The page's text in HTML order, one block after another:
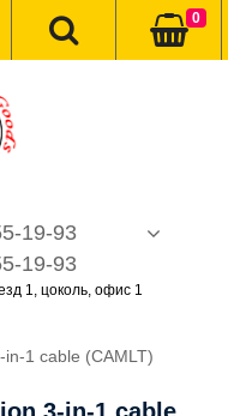
19-93
19-93
1, цоколь, офис 1
0
1 cable (CAMLT)
3-in-1 cable